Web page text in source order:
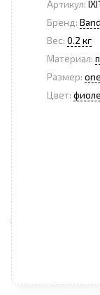
Артикул:
Бренд:
Вес: 0.2 кг
Материал:
Размер:
Цвет: